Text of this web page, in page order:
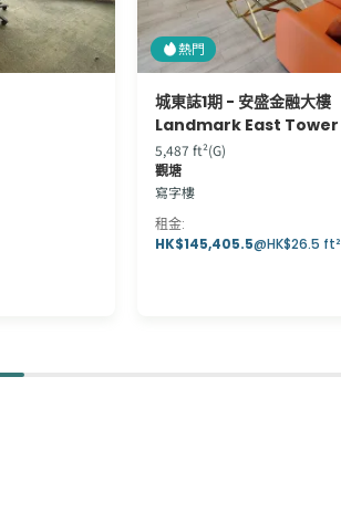
熱門
城東誌1期 - 安盛金融大樓
5,487 ft²(G)
觀塘
寫字樓
租金:
HK$145,405.5@HK$26.5 ft²